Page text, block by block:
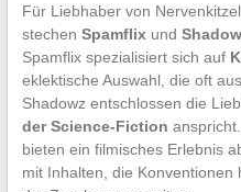
Für Liebhaber von
stechen Spamflixund
Spamflix spezialisiert sich auf
eklektische Auswahl, die oft
Shadowz entschlossen die
der Science-Fiction
bieten ein filmisches Erlebnis
mit Inhalten, die